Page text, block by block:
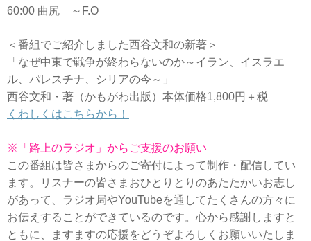
60:00 曲尻 ～F.O
＜番組でご紹介しました西谷文和の新著＞
「なぜ中東で戦争が終わらないのか～イラン、イスラエ
ル、パレスチナ、シリアの今～」
西谷文和・著（かもがわ出版）本体価格1,800円＋税
くわしくはこちらから！
※「路上のラジオ」からご支援のお願い
この番組は皆さまからのご寄付によって制作・配信してい
ます。リスナーの皆さまおひとりとりのあたたかいお志し
があって、ラジオ局やYouTubeを通してたくさんの方々に
お伝えすることができているのです。心から感謝しますと
ともに、ますますの応援をどうぞよろしくお願いいたしま